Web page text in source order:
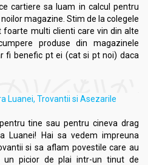
cartiere sa luam in calcul pentru
magazine. Stim de la colegele
multi clienti care vin din alte
produse din magazinele
fi benefic pt ei (cat si pt noi) daca
Luanei, Trovantii si Asezarile
tine sau pentru cineva drag
Luanei! Hai sa vedem impreuna
si sa aflam povestile care au
un picior de plai intr-un tinut de